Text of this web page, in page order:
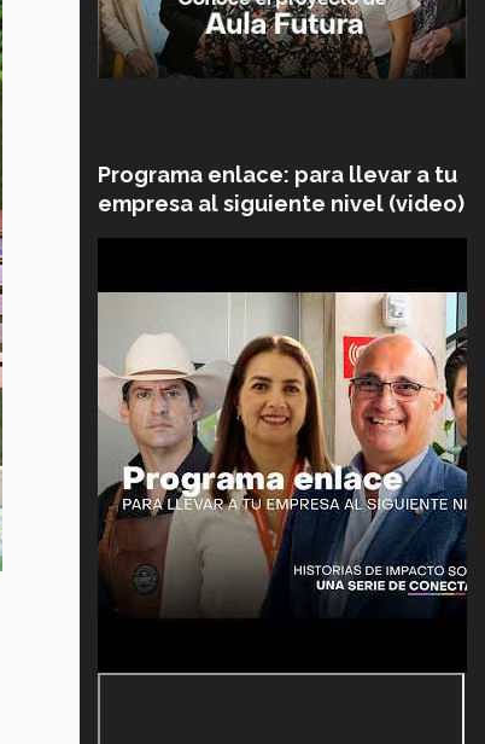
Programa enlace: para llevar a tu
empresa al siguiente nivel (video)